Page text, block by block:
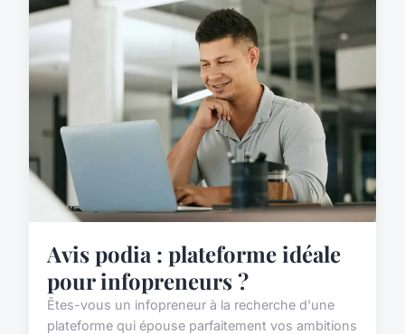
Avis podia : plateforme idéale
pour infopreneurs ?
Êtes-vous un infopreneur à la recherche d'une
plateforme qui épouse parfaitement vos ambitions